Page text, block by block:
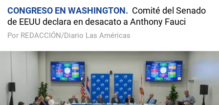
CONGRESO EN WASHINGTON
Comité del Senado
de EEUU declara en desacato a Anthony Fauci
Por REDACCIÓN/Diario Las Américas